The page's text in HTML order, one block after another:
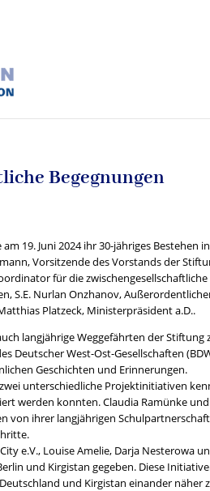
Begegnungen
19. Juni 2024 ihr 30-jähriges Bestehen
Vorsitzende des Vorstands der
für die
S.E. Nurlan Onzhanov,
Platzeck, Ministerpräsident a.D..
langjährige Weggefährten der Stiftung
Deutscher West-Ost-Gesellschaften
Geschichten und Erinnerungen.
unterschiedliche Projektinitiativen
werden konnten. Claudia Ramünke
von ihrer langjährigen
e.V., Louise Amelie, Darja Nesterowa
und Kirgistan gegeben. Diese
und Kirgistan einander näher